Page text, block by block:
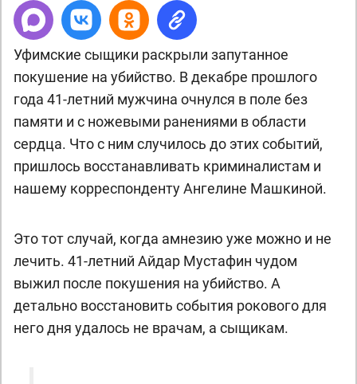
Уфимские сыщики раскрыли запутанное
покушение на убийство. В декабре прошлого
года 41-летний мужчина очнулся в поле без
памяти и с ножевыми ранениями в области
сердца. Что с ним случилось до этих событий,
пришлось восстанавливать криминалистам и
нашему корреспонденту Ангелине Машкиной.
Это тот случай, когда амнезию уже можно и не
лечить. 41-летний Айдар Мустафин чудом
выжил после покушения на убийство. А
детально восстановить события рокового для
него дня удалось не врачам, а сыщикам.